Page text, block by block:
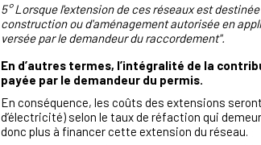
5° Lorsque l'extension de ces réseaux est
construction ou d'aménagement autorisée en
versée par le demandeur du raccordement".
En d’autres termes, l’intégralité de la
payée par le demandeur du permis.
En conséquence, les coûts des extensions
d’électricité) selon le taux de réfaction qui
donc plus à financer cette extension du réseau.